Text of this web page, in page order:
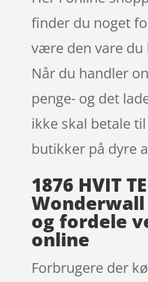
finder du noget
være den vare du
Når du handler
penge- og det
ikke skal betale
butikker på dyre
1876 HVIT
Wonderwall
og fordele
online
Forbrugere der